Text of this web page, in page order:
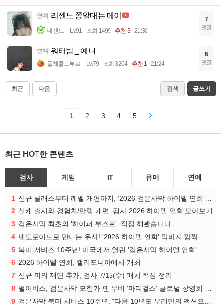
연예 리센느 쫑알대는 메이
대센느 Lv.91 조회 1499 추천 3 21:30
7
댓글
연예 워터밤 _ 예나
돌체콜드부르 Lv.79 조회 3204 추천 1 21:24
6
댓글
최근 다음 검색 글쓰기
1 2 3 4 5
최근 HOT한 콘텐츠
검사 게임 IT 유머 연예
1
2 신캐 출시와 경험치/만렙 개편! 검사 2026 하이델 연회 모아보기
3 검은사막 최초의 '하이퍼 부스트', 직접 해봤습니다
4
5 북미 서비스 10주년! 미국에서 열린 '검은사막 하이델 연회'
6 2026 하이델 연회, 캘리포니아에서 개최
7 신규 피의 제단 추가, 검사 7/15(수) 패치 핵심 정리
8
9